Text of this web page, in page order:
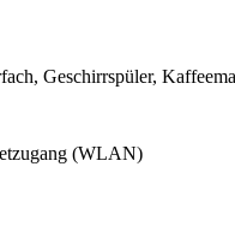
Geschirrspüler,
(WLAN)